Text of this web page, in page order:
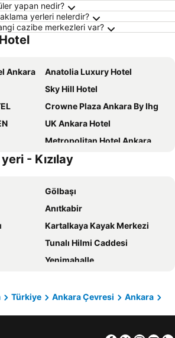
yapan nedir?
yerleri nelerdir?
cazibe merkezleri var?
Ankara
Anatolia Luxury Hotel
Sky Hill Hotel
Crowne Plaza Ankara By Ihg
UK Ankara Hotel
Metropolitan Hotel Ankara
Ankara HiltonSA
Ankara
Sheraton Ankara Hotel & Convention Center
Hotel Cinnah
The Ankara Hotel
JW Marriott Hotel Ankara
Aldino Hotel & Spa
By Ihg
Gurkent Hotel
By Ihg
- Kızılay
Gölbaşı
Anıtkabir
Kartalkaya Kayak Merkezi
Tunalı Hilmi Caddesi
Yenimahalle
Ankara Tren Garı
Türkiye Ankara Çevresi
Ankara